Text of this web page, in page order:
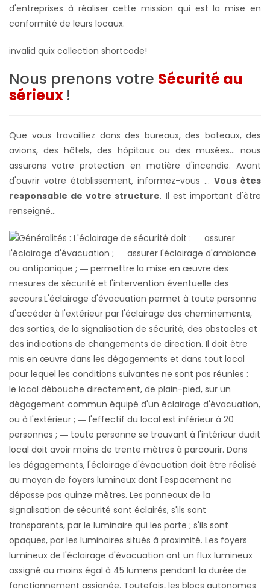
d'entreprises à réaliser cette mission qui est la mise en
conformité de leurs locaux.
invalid quix collection shortcode!
Nous prenons votre Sécurité au
sérieux !
Que vous travailliez dans des bureaux, des bateaux, des
avions, des hôtels, des hôpitaux ou des musées... nous
assurons votre protection en matière d'incendie. Avant
d'ouvrir votre établissement, informez-vous ... Vous êtes
responsable de votre structure. Il est important d'être
renseigné...